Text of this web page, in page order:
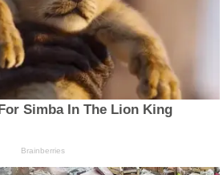
Simba In The Lion King
Brainberries